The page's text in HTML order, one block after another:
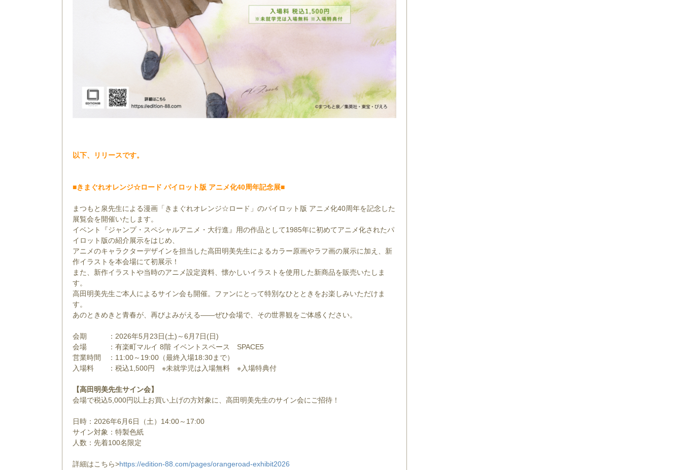
以下、リリースです。
■きまぐれオレンジ☆ロード パイロット版 アニメ化40周年記念展■
まつもと泉先生による漫画「きまぐれオレンジ☆ロード」のパイロット版 アニメ化40周年を記念した
展覧会を開催いたします。
イベント『ジャンプ・スペシャルアニメ・大行進』用の作品として1985年に初めてアニメ化されたパ
イロット版の紹介展示をはじめ、
アニメのキャラクターデザインを担当した高田明美先生によるカラー原画やラフ画の展示に加え、新
作イラストを本会場にて初展示！
また、新作イラストや当時のアニメ設定資料、懐かしいイラストを使用した新商品を販売いたしま
す。
高田明美先生ご本人によるサイン会も開催。ファンにとって特別なひとときをお楽しみいただけま
す。
あのときめきと青春が、再びよみがえる——ぜひ会場で、その世界観をご体感ください。
会期 ：2026年5月23日(土)～6月7日(日)
会場 ：有楽町マルイ 8階 イベントスペース SPACE5
営業時間 ：11:00～19:00（最終入場18:30まで）
入場料 ：税込1,500円 ※未就学児は入場無料 ※入場特典付
【高田明美先生サイン会】
会場で税込5,000円以上お買い上げの方対象に、高田明美先生のサイン会にご招待！
日時：2026年6月6日（土）14:00～17:00
サイン対象：特製色紙
人数：先着100名限定
詳細はこちら>https://edition-88.com/pages/orangeroad-exhibit2026